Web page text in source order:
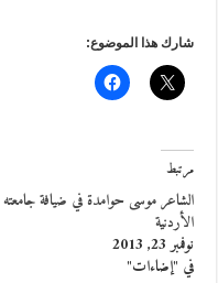
شارك هذا الموضوع:
مرتبط
الشاعر موسى حوامدة في ضيافة جامعته
الأردنية
نوفمبر 23, 2013
في "إضاءات"